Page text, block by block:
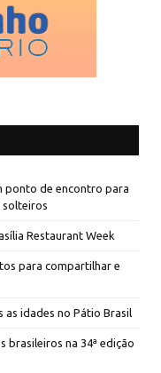
ponto de encontro para
solteiros
Restaurant Week
para compartilhar e
as idades no Pátio Brasil
brasileiros na 34ª edição